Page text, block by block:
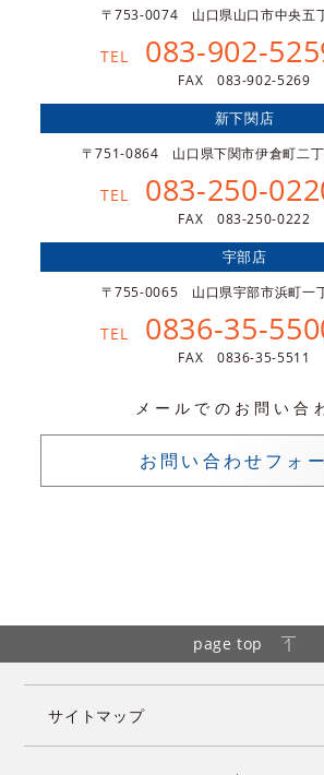
〒753-0074 山口県山口市中央五
TEL 083-902-
FAX 083-902-5269
新下関店
〒751-0864 山口県下関市伊倉町二
TEL 083-250-
FAX 083-250-0222
宇部店
〒755-0065 山口県宇部市浜町一
TEL 0836-35-
FAX 0836-35-5511
メールでのお問い合
お問い合わせフォ
page top
サイトマップ